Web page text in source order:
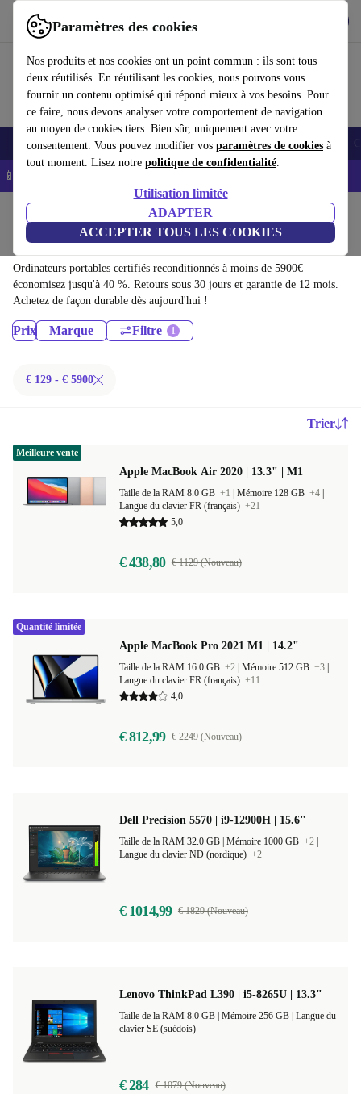
Paramètres des cookies
Nos produits et nos cookies ont un point commun : ils sont tous
deux réutilisés. En réutilisant les cookies, nous pouvons vous
fournir un contenu optimisé qui répond mieux à vos besoins. Pour
ce faire, nous devons analyser votre comportement de navigation
au moyen de cookies tiers. Bien sûr, uniquement avec votre
consentement. Vous pouvez modifier vos paramètres de cookies à
tout moment. Lisez notre politique de confidentialité.
Utilisation limitée
ADAPTER
ACCEPTER TOUS LES COOKIES
Utilisez refurbed rapidement et facilement
Smartphones Laptops Tablettes Montres connectées Accessoires
📱 -5% EXTRA sur les iPhones – Code : IPHONEDEAL -
Ordinateurs portables:
Ordinateurs portables certifiés reconditionnés à moins de 5900€ –
économisez jusqu'à 40 %. Retours sous 30 jours et garantie de 12 mois.
Achetez de façon durable dès aujourd'hui !
Prix Marque Filtre
€ 129 - € 5900
Trier
Apple MacBook Air 2020 | 13.3" | M1
Taille de la RAM 8.0 GB +1 Mémoire 128 GB +4
Langue du clavier FR (français) +21
5,0
€ 438,80 € 1129 (Nouveau)
Meilleure vente
Apple MacBook Pro 2021 M1 | 14.2"
Taille de la RAM 16.0 GB +2 Mémoire 512 GB +3
Langue du clavier FR (français) +11
4,0
€ 812,99 € 2249 (Nouveau)
Quantité limitée
Dell Precision 5570 | i9-12900H | 15.6"
Mémoire 1000 GB +2
Langue du clavier ND (nordique) +2
€ 1014,99 € 1829 (Nouveau)
Lenovo ThinkPad L390 | i5-8265U | 13.3"
Langue du
clavier SE (suédois)
€ 284 € 1079 (Nouveau)